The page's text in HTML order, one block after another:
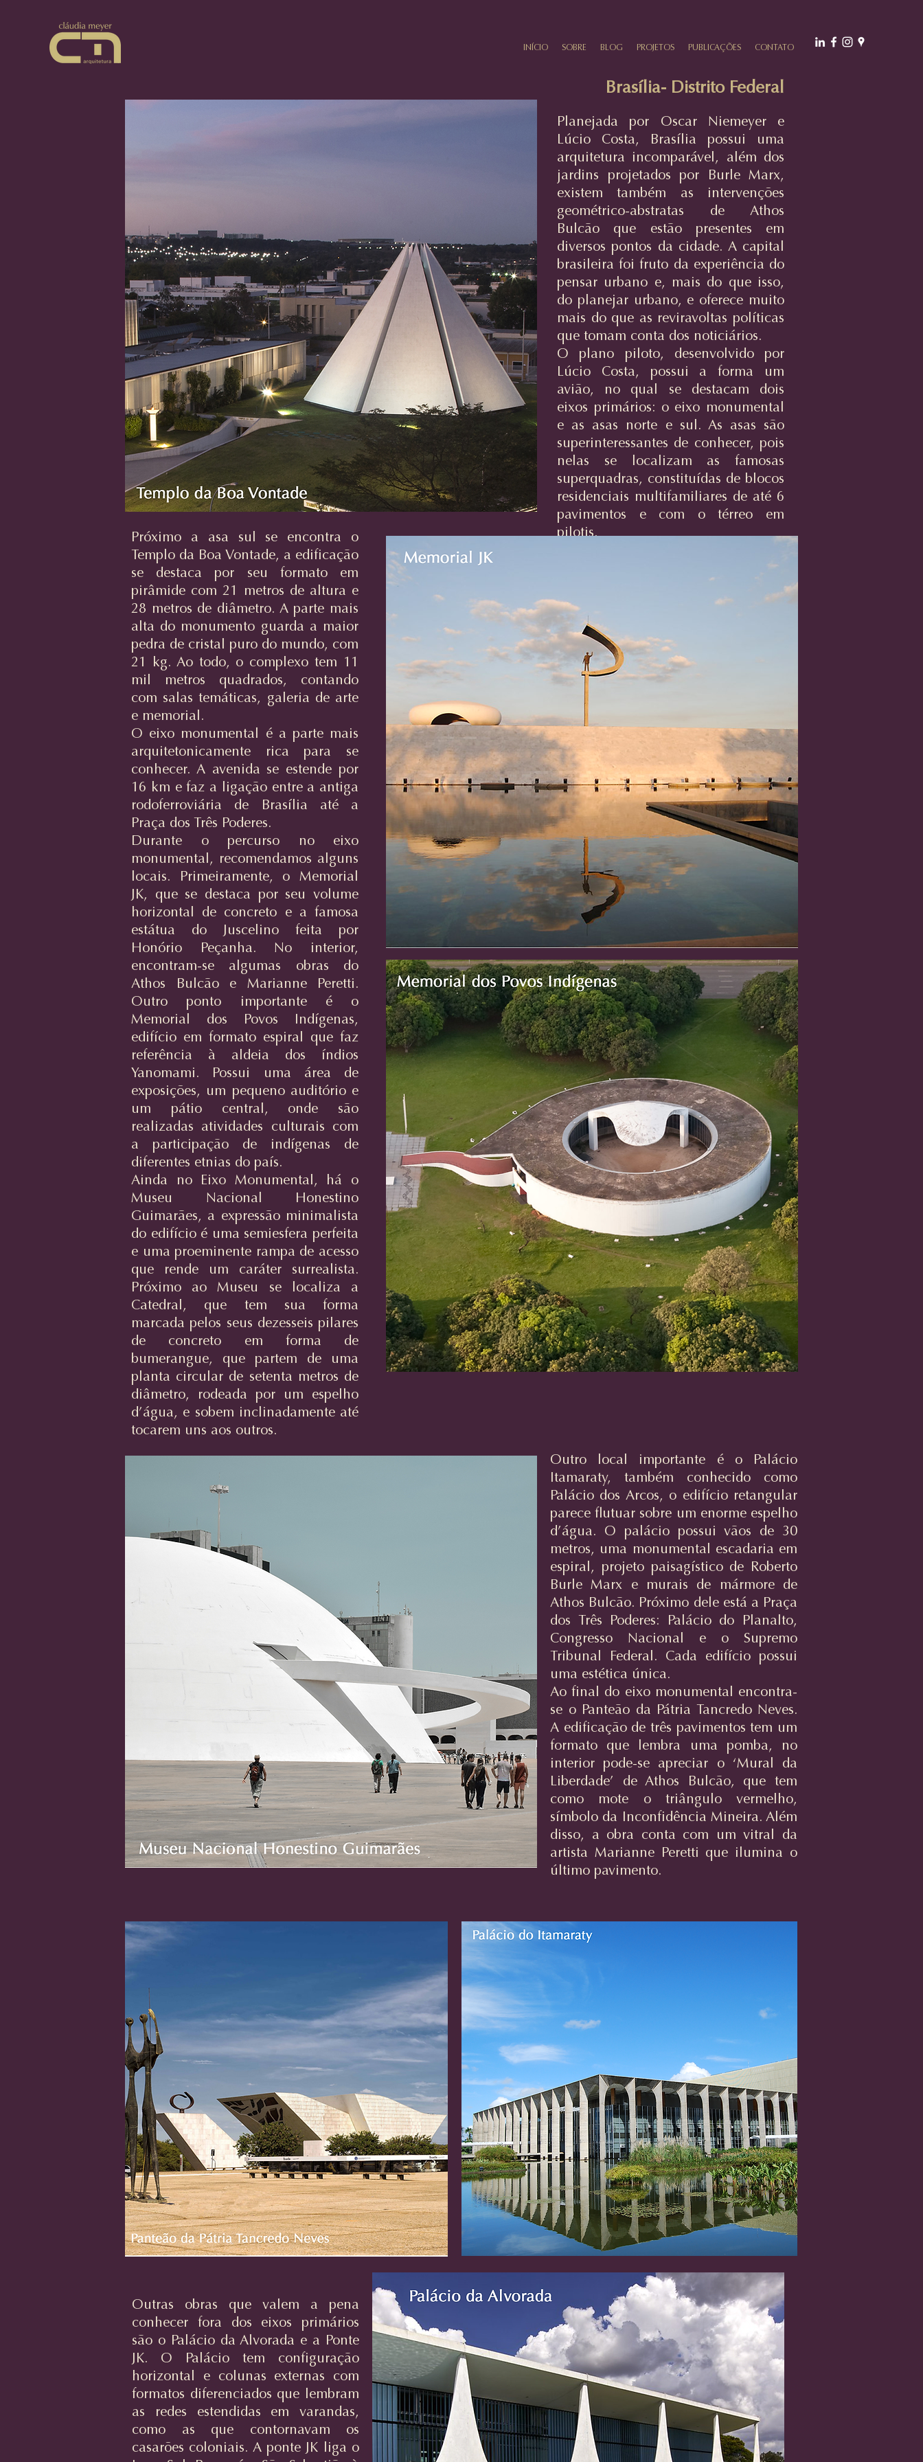
INÍCIO SOBRE BLOG PROJETOS PUBLICAÇÕES CONTATO
Brasília- Distrito Federal
Planejada por Oscar Niemeyer e
Lúcio Costa, Brasília possui uma
arquitetura incomparável, além dos
jardins projetados por Burle Marx,
existem também as intervenções
geométrico-abstratas de Athos
Bulcão que estão presentes em
diversos pontos da cidade. A capital
brasileira foi fruto da experiência do
pensar urbano e, mais do que isso,
do planejar urbano, e oferece muito
mais do que as reviravoltas políticas
que tomam conta dos noticiários.
O plano piloto, desenvolvido por
Lúcio Costa, possui a forma um
avião, no qual se destacam dois
eixos primários: o eixo monumental
e as asas norte e sul. As asas são
superinteressantes de conhecer, pois
nelas se localizam as famosas
superquadras, constituídas de blocos
residenciais multifamiliares de até 6
pavimentos e com o térreo em
pilotis.
Próximo a asa sul se encontra o
Templo da Boa Vontade, a edificação
se destaca por seu formato em
pirâmide com 21 metros de altura e
28 metros de diâmetro. A parte mais
alta do monumento guarda a maior
pedra de cristal puro do mundo, com
21 kg. Ao todo, o complexo tem 11
mil metros quadrados, contando
com salas temáticas, galeria de arte
e memorial.
O eixo monumental é a parte mais
arquitetonicamente rica para se
conhecer. A avenida se estende por
16 km e faz a ligação entre a antiga
rodoferroviária de Brasília até a
Praça dos Três Poderes.
Durante o percurso no eixo
monumental, recomendamos alguns
locais. Primeiramente, o Memorial
JK, que se destaca por seu volume
horizontal de concreto e a famosa
estátua do Juscelino feita por
Honório Peçanha. No interior,
encontram-se algumas obras do
Athos Bulcão e Marianne Peretti.
Outro ponto importante é o
Memorial dos Povos Indígenas,
edifício em formato espiral que faz
referência à aldeia dos índios
Yanomami. Possui uma área de
exposições, um pequeno auditório e
um pátio central, onde são
realizadas atividades culturais com
a participação de indígenas de
diferentes etnias do país.
Ainda no Eixo Monumental, há o
Museu Nacional Honestino
Guimarães, a expressão minimalista
do edifício é uma semiesfera perfeita
e uma proeminente rampa de acesso
que rende um caráter surrealista.
Próximo ao Museu se localiza a
Catedral, que tem sua forma
marcada pelos seus dezesseis pilares
de concreto em forma de
bumerangue, que partem de uma
planta circular de setenta metros de
diâmetro, rodeada por um espelho
d’água, e sobem inclinadamente até
tocarem uns aos outros.
Outro local importante é o Palácio
Itamaraty, também conhecido como
Palácio dos Arcos, o edifício retangular
parece flutuar sobre um enorme espelho
d’água. O palácio possui vãos de 30
metros, uma monumental escadaria em
espiral, projeto paisagístico de Roberto
Burle Marx e murais de mármore de
Athos Bulcão. Próximo dele está a Praça
dos Três Poderes: Palácio do Planalto,
Congresso Nacional e o Supremo
Tribunal Federal. Cada edifício possui
uma estética única.
Ao final do eixo monumental encontra-
se o Panteão da Pátria Tancredo Neves.
A edificação de três pavimentos tem um
formato que lembra uma pomba, no
interior pode-se apreciar o ‘Mural da
Liberdade’ de Athos Bulcão, que tem
como mote o triângulo vermelho,
símbolo da Inconfidência Mineira. Além
disso, a obra conta com um vitral da
artista Marianne Peretti que ilumina o
último pavimento.
Outras obras que valem a pena
conhecer fora dos eixos primários
são o Palácio da Alvorada e a Ponte
JK. O Palácio tem configuração
horizontal e colunas externas com
formatos diferenciados que lembram
as redes estendidas em varandas,
como as que contornavam os
casarões coloniais. A ponte JK liga o